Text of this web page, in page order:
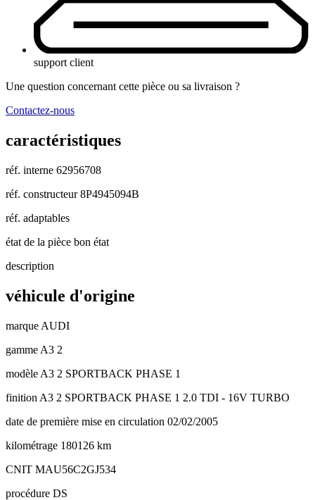
support client
Une question concernant cette pièce ou sa livraison ?
Contactez-nous
caractéristiques
réf. interne 62956708
réf. constructeur 8P4945094B
réf. adaptables
état de la pièce bon état
description
véhicule d'origine
marque AUDI
gamme A3 2
modèle A3 2 SPORTBACK PHASE 1
finition A3 2 SPORTBACK PHASE 1 2.0 TDI - 16V TURBO
date de première mise en circulation 02/02/2005
kilométrage 180126 km
CNIT MAU56C2GJ534
procédure DS